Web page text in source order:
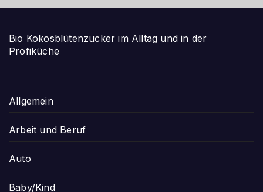
Bio Kokosblütenzucker im Alltag und in der
Profiküche
Allgemein
Arbeit und Beruf
Auto
Baby/Kind